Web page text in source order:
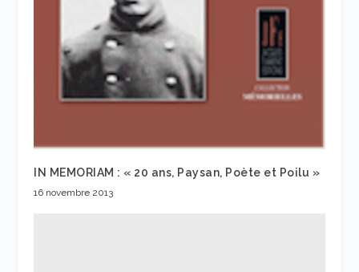
IN MEMORIAM : « 20 ans, Paysan, Poète et Poilu »
16 novembre 2013